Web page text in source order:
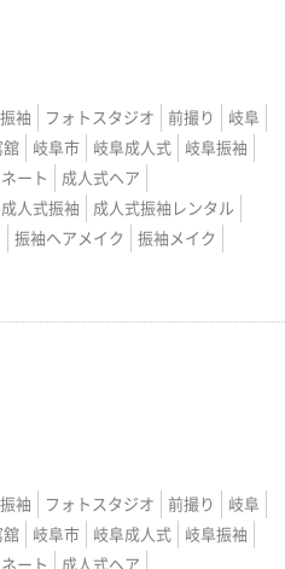
袖 フォトスタジオ 前撮り
岐阜
舘 岐阜市 岐阜成人式
岐阜振袖
ート
成人式ヘア
成人式振袖
成人式振袖レンタル
振袖ヘアメイク
振袖メイク
袖 フォトスタジオ 前撮り
岐阜
舘 岐阜市 岐阜成人式
岐阜振袖
ート
成人式ヘア